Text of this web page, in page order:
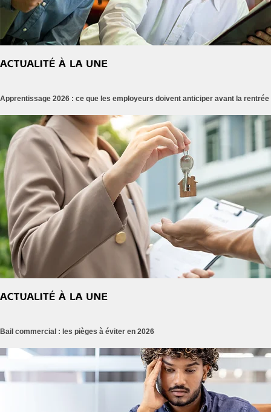
Apprentissage 2026 : ce que les employeurs doivent anticiper avant la rentrée
Bail commercial : les pièges à éviter en 2026